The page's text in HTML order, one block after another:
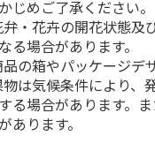
じめご了承ください。
弁・花卉の開花状態及
る場合があります。
の箱やパッケージデ
物は気候条件により、
る場合があります。
あります。